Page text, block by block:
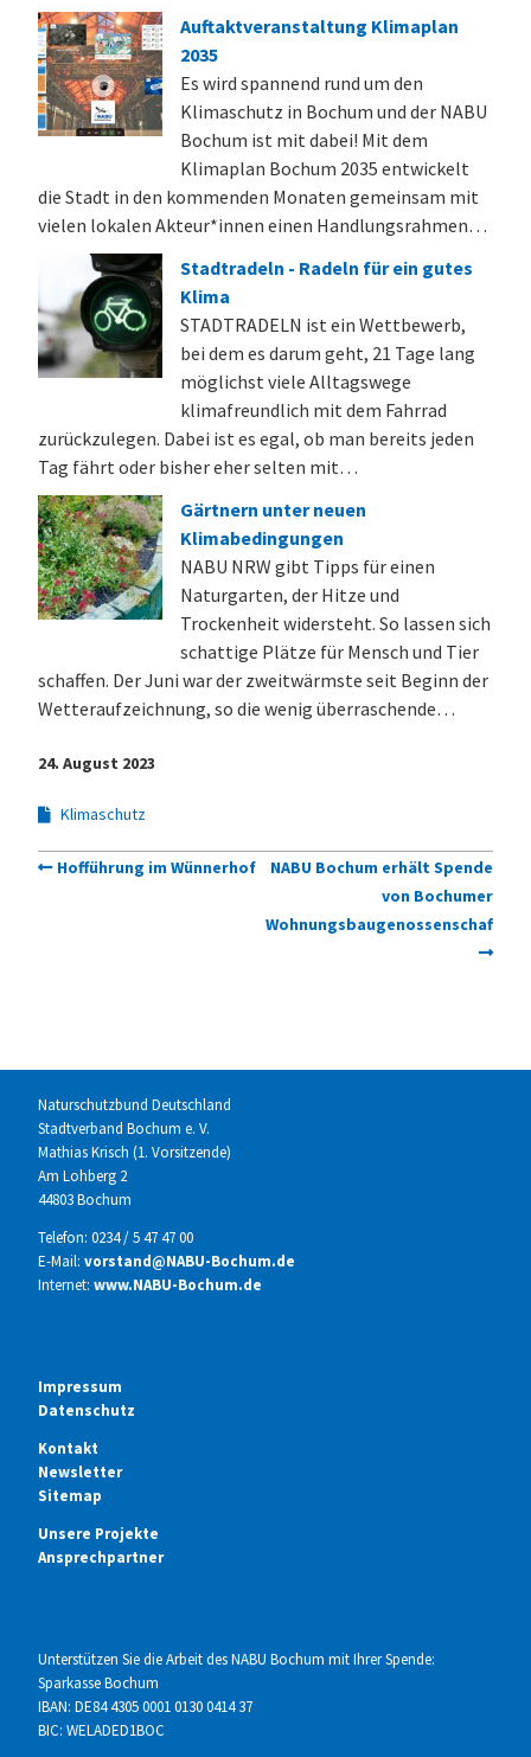
Auftaktveranstaltung Klimaplan
2035
Es wird spannend rund um den
Klimaschutz in Bochum und der NABU
Bochum ist mit dabei! Mit dem
Klimaplan Bochum 2035 entwickelt
die Stadt in den kommenden Monaten gemeinsam mit
vielen lokalen Akteur*innen einen Handlungsrahmen…
Stadtradeln - Radeln für ein gutes
Klima
STADTRADELN ist ein Wettbewerb,
bei dem es darum geht, 21 Tage lang
möglichst viele Alltagswege
klimafreundlich mit dem Fahrrad
zurückzulegen. Dabei ist es egal, ob man bereits jeden
Tag fährt oder bisher eher selten mit…
Gärtnern unter neuen
Klimabedingungen
NABU NRW gibt Tipps für einen
Naturgarten, der Hitze und
Trockenheit widersteht. So lassen sich
schattige Plätze für Mensch und Tier
schaffen. Der Juni war der zweitwärmste seit Beginn der
Wetteraufzeichnung, so die wenig überraschende…
24. August 2023
Klimaschutz
Hofführung im Wünnerhof
NABU Bochum erhält Spende
von Bochumer
Wohnungsbaugenossenschaften
Naturschutzbund Deutschland
Stadtverband Bochum e. V.
Mathias Krisch (1. Vorsitzende)
Am Lohberg 2
44803 Bochum
Telefon: 0234 / 5 47 47 00
E-Mail: vorstand@NABU-Bochum.de
Internet: www.NABU-Bochum.de
Impressum
Datenschutz
Kontakt
Newsletter
Sitemap
Unsere Projekte
Ansprechpartner
Unterstützen Sie die Arbeit des NABU Bochum mit Ihrer Spende:
Sparkasse Bochum
IBAN: DE84 4305 0001 0130 0414 37
BIC: WELADED1BOC